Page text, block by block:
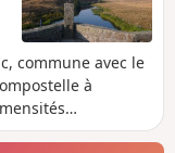
commune avec le
à
tiers de